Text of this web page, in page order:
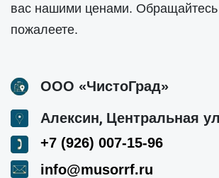
вас нашими ценами.
пожалеете.
ООО «ЧистоГрад»
Алексин, Центральная
+7 (926) 007-15-96
info@musorrf.ru